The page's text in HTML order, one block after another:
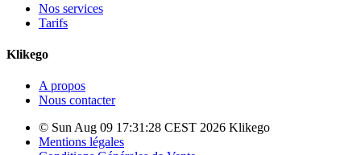
Nos services
Tarifs
Klikego
A propos
Nous contacter
© Sun Aug 09 17:31:28 CEST 2026 Klikego
Mentions légales